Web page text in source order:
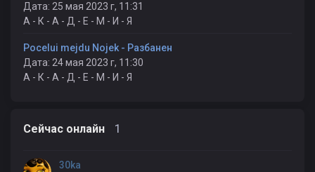
Дата: 25 мая 2023 г, 11:31
А - К - А - Д - Е - М - И - Я
Pocelui mejdu Nojek - Разбанен
Дата: 24 мая 2023 г, 11:30
А - К - А - Д - Е - М - И - Я
Сейчас онлайн 1
30ka